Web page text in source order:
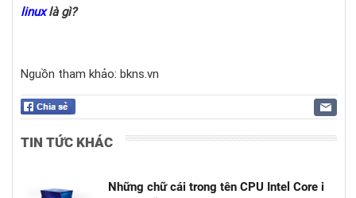
linuxlà gì?
Nguồn tham khảo: bkns.vn
TIN TỨC KHÁC
Những chữ cái trong tên CPU Intel Core i